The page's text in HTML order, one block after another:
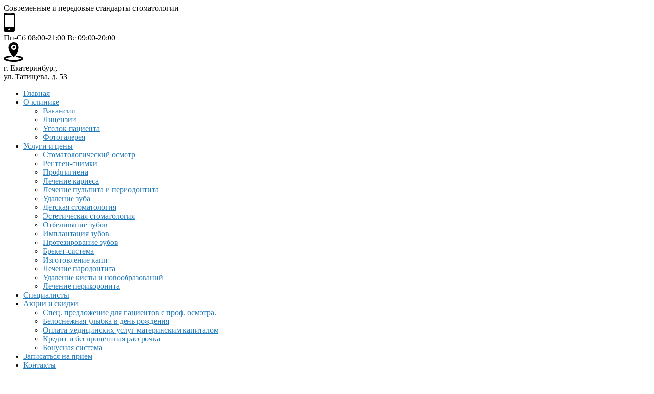
Современные и передовые стандарты стоматологии
Пн-Сб 08:00-21:00 Вс 09:00-20:00
г. Екатеринбург,
ул. Татищева, д. 53
Главная
О клинике
Вакансии
Лицензии
Уголок пациента
Фотогалерея
Услуги и цены
Стоматологический осмотр
Рентген-снимки
Профгигиена
Лечение кариеса
Лечение пульпита и периодонтита
Удаление зуба
Детская стоматология
Эстетическая стоматология
Отбеливание зубов
Имплантация зубов
Протезирование зубов
Брекет-система
Изготовление капп
Лечение пародонтита
Удаление кисты и новообразований
Лечение перикоронита
Специалисты
Акции и скидки
Спец. предложение для пациентов с проф. осмотра.
Белоснежная улыбка в день рождения
Оплата медицинских услуг материнским капиталом
Кредит и беспроцентная рассрочка
Бонусная система
Записаться на прием
Контакты